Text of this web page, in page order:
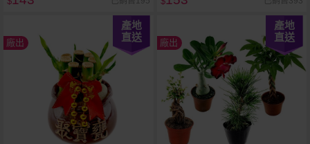
廠出
產地
直送
廠出
產地
直送